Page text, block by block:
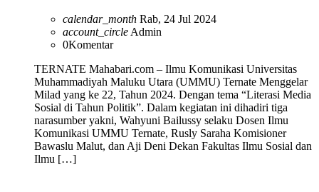
calendar_month Rab, 24 Jul 2024
account_circle Admin
0Komentar
TERNATE Mahabari.com – Ilmu Komunikasi Universitas
Muhammadiyah Maluku Utara (UMMU) Ternate Menggelar
Milad yang ke 22, Tahun 2024. Dengan tema “Literasi Media
Sosial di Tahun Politik”. Dalam kegiatan ini dihadiri tiga
narasumber yakni, Wahyuni Bailussy selaku Dosen Ilmu
Komunikasi UMMU Ternate, Rusly Saraha Komisioner
Bawaslu Malut, dan Aji Deni Dekan Fakultas Ilmu Sosial dan
Ilmu […]